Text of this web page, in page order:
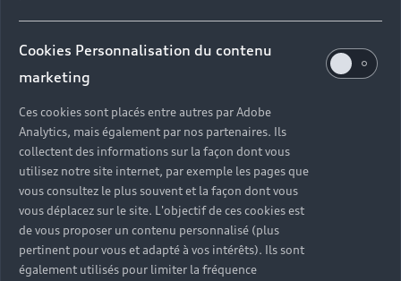
Cookies Personnalisation du contenu
marketing
Ces cookies sont placés entre autres par Adobe
Analytics, mais également par nos partenaires. Ils
collectent des informations sur la façon dont vous
utilisez notre site internet, par exemple les pages que
vous consultez le plus souvent et la façon dont vous
vous déplacez sur le site. L'objectif de ces cookies est
de vous proposer un contenu personnalisé (plus
pertinent pour vous et adapté à vos intérêts). Ils sont
également utilisés pour limiter la fréquence